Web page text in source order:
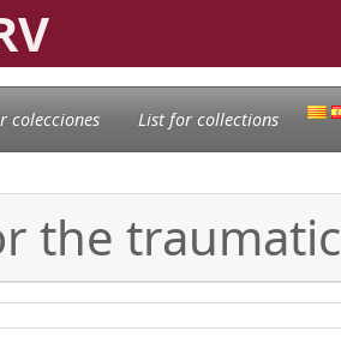
colecciones List for collections
the